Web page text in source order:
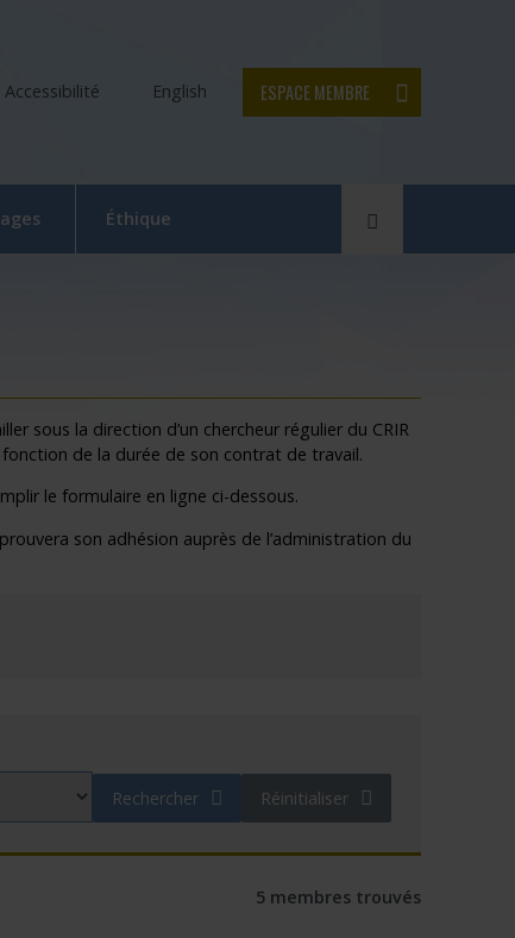
Accessibilité English ESPACE MEMBRE
Éthique
Dépôt et suivi d’un projet au CER RDP
sous la direction d’un chercheur régulier du CRIR
de la durée de son contrat de travail.
le formulaire en ligne ci-dessous.
son adhésion auprès de l’administration du
Rechercher
Réinitialiser
5 membres trouvés